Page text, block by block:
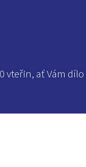
vteřin, ať Vám dílo